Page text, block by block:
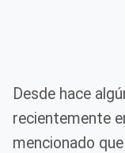
Desde hace
recientemente
mencionado